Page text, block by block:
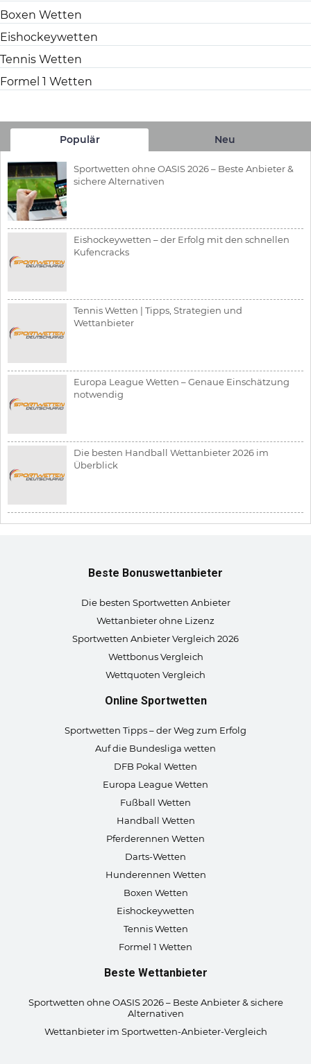
Boxen Wetten
Eishockeywetten
Tennis Wetten
Formel 1 Wetten
Populär Neu
Sportwetten ohne OASIS 2026 – Beste Anbieter &
sichere Alternativen
Eishockeywetten – der Erfolg mit den schnellen
Kufencracks
Tennis Wetten | Tipps, Strategien und
Wettanbieter
Europa League Wetten – Genaue Einschätzung
notwendig
Die besten Handball Wettanbieter 2026 im
Überblick
Beste Wettanbieter
Sportwetten ohne OASIS 2026 – Beste Anbieter & sichere
Alternativen
Wettanbieter im Sportwetten-Anbieter-Vergleich
Beste Bonuswettanbieter
Die besten Sportwetten Anbieter
Wettanbieter ohne Lizenz
Sportwetten Anbieter Vergleich 2026
Wettbonus Vergleich
Wettquoten Vergleich
Online Sportwetten
Sportwetten Tipps – der Weg zum Erfolg
Auf die Bundesliga wetten
DFB Pokal Wetten
Europa League Wetten
Fußball Wetten
Handball Wetten
Pferderennen Wetten
Darts-Wetten
Hunderennen Wetten
Boxen Wetten
Eishockeywetten
Tennis Wetten
Formel 1 Wetten